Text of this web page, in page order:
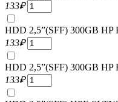
133₽
HDD 2,5”(SFF) 300GB HP
133₽
HDD 2,5”(SFF) 300GB HP
133₽